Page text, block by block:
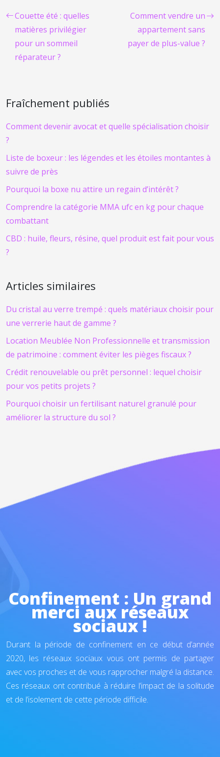
Couette été : quelles
matières privilégier
pour un sommeil
réparateur ?
Comment vendre un
appartement sans
payer de plus-value ?
Fraîchement publiés
Comment devenir avocat et quelle spécialisation choisir
?
Liste de boxeur : les légendes et les étoiles montantes à
suivre de près
Pourquoi la boxe nu attire un regain d’intérêt ?
Comprendre la catégorie MMA ufc en kg pour chaque
combattant
CBD : huile, fleurs, résine, quel produit est fait pour vous
?
Articles similaires
Du cristal au verre trempé : quels matériaux choisir pour
une verrerie haut de gamme ?
Location Meublée Non Professionnelle et transmission
de patrimoine : comment éviter les pièges fiscaux ?
Crédit renouvelable ou prêt personnel : lequel choisir
pour vos petits projets ?
Pourquoi choisir un fertilisant naturel granulé pour
améliorer la structure du sol ?
Confinement : Un grand
merci aux réseaux
sociaux !
Durant la période de confinement en ce début d’année
2020, les réseaux sociaux vous ont permis de partager
avec vos proches et de vous rapprocher malgré la distance.
Ces réseaux ont contribué à réduire l’impact de la solitude
et de l’isolement de cette période difficile.